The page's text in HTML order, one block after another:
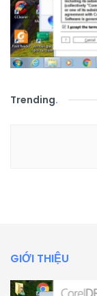
Trending.
GIỚI THIỆU